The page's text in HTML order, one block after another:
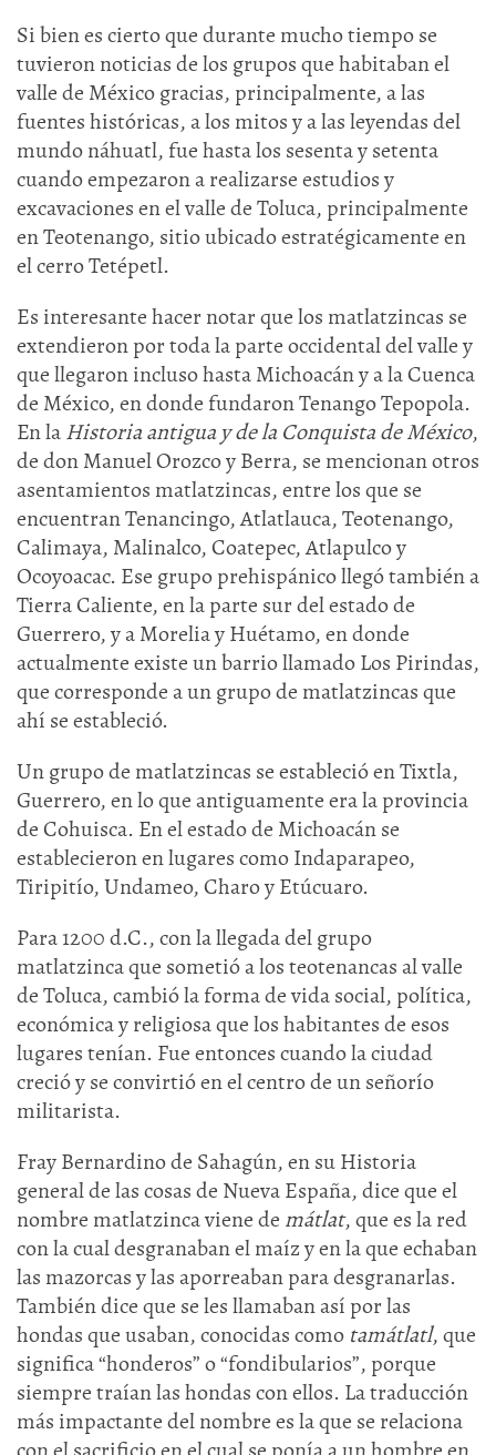
Si bien es cierto que durante mucho tiempo se
tuvieron noticias de los grupos que habitaban el
valle de México gracias, principalmente, a las
fuentes históricas, a los mitos y a las leyendas del
mundo náhuatl, fue hasta los sesenta y setenta
cuando empezaron a realizarse estudios y
excavaciones en el valle de Toluca, principalmente
en Teotenango, sitio ubicado estratégicamente en
el cerro Tetépetl.
Es interesante hacer notar que los matlatzincas se
extendieron por toda la parte occidental del valle y
que llegaron incluso hasta Michoacán y a la Cuenca
de México, en donde fundaron Tenango Tepopola.
En laHistoria antigua y de la Conquista de México,
de don Manuel Orozco y Berra, se mencionan otros
asentamientos matlatzincas, entre los que se
encuentran Tenancingo, Atlatlauca, Teotenango,
Calimaya, Malinalco, Coatepec, Atlapulco y
Ocoyoacac. Ese grupo prehispánico llegó también a
Tierra Caliente, en la parte sur del estado de
Guerrero, y a Morelia y Huétamo, en donde
actualmente existe un barrio llamado Los Pirindas,
que corresponde a un grupo de matlatzincas que
ahí se estableció.
Un grupo de matlatzincas se estableció en Tixtla,
Guerrero, en lo que antiguamente era la provincia
de Cohuisca. En el estado de Michoacán se
establecieron en lugares como Indaparapeo,
Tiripitío, Undameo, Charo y Etúcuaro.
Para 1200 d.C., con la llegada del grupo
matlatzinca que sometió a los teotenancas al valle
de Toluca, cambió la forma de vida social, política,
económica y religiosa que los habitantes de esos
lugares tenían. Fue entonces cuando la ciudad
creció y se convirtió en el centro de un señorío
militarista.
Fray Bernardino de Sahagún, en su Historia
general de las cosas de Nueva España, dice que el
nombre matlatzinca viene de mátlat, que es la red
con la cual desgranaban el maíz y en la que echaban
las mazorcas y las aporreaban para desgranarlas.
También dice que se les llamaban así por las
hondas que usaban, conocidas como tamátlatl, que
significa “honderos” o “fondibularios”, porque
siempre traían las hondas con ellos. La traducción
más impactante del nombre es la que se relaciona